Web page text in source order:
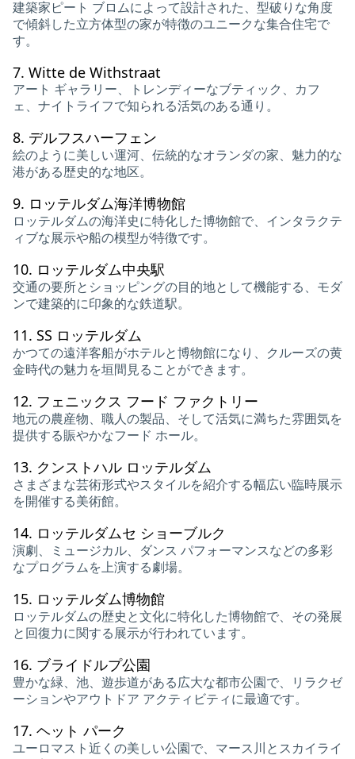
建築家ピート ブロムによって設計された、型破りな角度
で傾斜した立方体型の家が特徴のユニークな集合住宅で
す。
7. Witte de Withstraat
アート ギャラリー、トレンディーなブティック、カフ
ェ、ナイトライフで知られる活気のある通り。
8. デルフスハーフェン
絵のように美しい運河、伝統的なオランダの家、魅力的な
港がある歴史的な地区。
9. ロッテルダム海洋博物館
ロッテルダムの海洋史に特化した博物館で、インタラクテ
ィブな展示や船の模型が特徴です。
10. ロッテルダム中央駅
交通の要所とショッピングの目的地として機能する、モダ
ンで建築的に印象的な鉄道駅。
11. SS ロッテルダム
かつての遠洋客船がホテルと博物館になり、クルーズの黄
金時代の魅力を垣間見ることができます。
12. フェニックス フード ファクトリー
地元の農産物、職人の製品、そして活気に満ちた雰囲気を
提供する賑やかなフード ホール。
13. クンストハル ロッテルダム
さまざまな芸術形式やスタイルを紹介する幅広い臨時展示
を開催する美術館。
14. ロッテルダムセ ショーブルク
演劇、ミュージカル、ダンス パフォーマンスなどの多彩
なプログラムを上演する劇場。
15. ロッテルダム博物館
ロッテルダムの歴史と文化に特化した博物館で、その発展
と回復力に関する展示が行われています。
16. ブライドルプ公園
豊かな緑、池、遊歩道がある広大な都市公園で、リラクゼ
ーションやアウトドア アクティビティに最適です。
17. ヘット パーク
ユーロマスト近くの美しい公園で、マース川とスカイライ